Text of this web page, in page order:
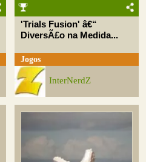
'Trials Fusion' â€“
DiversÃ£o na Medida...
Jogos
InterNerdZ